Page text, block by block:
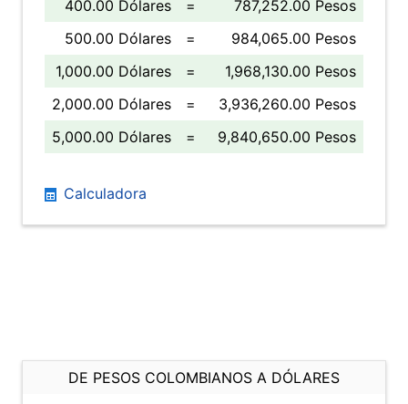
400.00 Dólares
=
787,252.00 Pesos
500.00 Dólares
=
984,065.00 Pesos
1,000.00 Dólares
=
1,968,130.00 Pesos
2,000.00 Dólares
=
3,936,260.00 Pesos
5,000.00 Dólares
= 9,840,650.00 Pesos
Calculadora
DE PESOS COLOMBIANOS A DÓLARES